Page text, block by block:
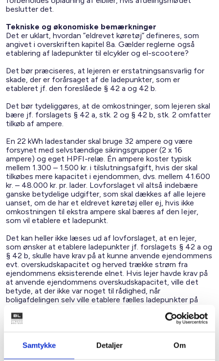
Samtykke Detaljer Om
beslutter det.
Tekniske og økonomiske bemærkninger
Det er uklart, hvordan ”eldrevet køretøj” defineres, som
angivet i overskriften kapitel 8a. Gælder reglerne også
etablering af ladepunkter til elcykler og el-scootere?
Det bør præciseres, at lejeren er erstatningsansvarlig for
skade, der er forårsaget af de ladepunkter, som er
etableret jf. den foreslåede § 42 a og 42 b.
Det bør tydeliggøres, at de omkostninger, som lejeren skal
bære jf. forslagets § 42 a, stk. 2 og § 42 b, stk. 2 omfatter
tilkøb af ampere.
En 22 kWh ladestander skal bruge 32 ampere og være
forsynet med selvstændige sikringsgrupper (2 x 16
ampere) og eget HPFI-relæ. Én ampere koster typisk
mellem 1.300 – 1.500 kr. i tilslutningsafgift, hvis der skal
tilkøbes mere kapacitet i ejendommen, dvs. mellem 41.600
kr. – 48.000 kr. pr. lader. Lovforslaget vil altså indebære
ganske betydelige udgifter, som skal dækkes af alle lejere
uanset, om de har et eldrevet køretøj eller ej, hvis ikke
omkostningen til ekstra ampere skal bæres af den lejer,
som vil etablere et ladepunkt.
Det kan heller ikke læses ud af lovforslaget, at en lejer,
som ønsker at etablere ladepunkter jf. forslagets § 42 a og
§ 42 b, skulle have krav på at kunne anvende ejendommens
evt. overskudskapacitet og herved trække strøm fra
ejendommens eksisterende elnet. Hvis lejer havde krav på
at anvende ejendommens overskudskapacitet, ville det
betyde, at der ikke var noget til rådighed, når
boligafdelingen selv ville etablere fælles ladepunkter på
§ 42 c fastslår, at lejer som udgangspunkt skal reetablere
ved fraflytning. Der kan imidlertid opstå en situation, hvor
ladepunkterne må nedtages, fx i forbindelse med
renovering af klimaskærm eller anlægsarbejder på